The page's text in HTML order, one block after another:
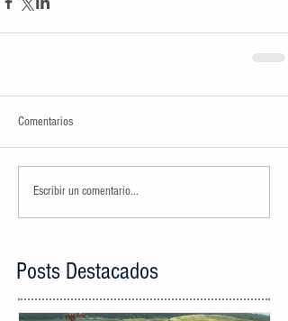
Comentarios
Escribir un comentario...
Posts Destacados